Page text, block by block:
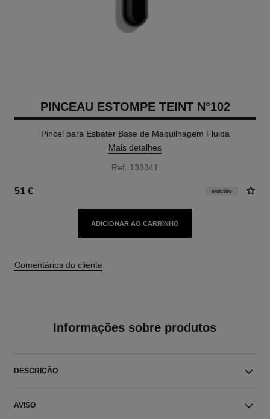
PINCEAU ESTOMPE TEINT N°102
Pincel para Esbater Base de Maquilhagem Fluida
Mais detalhes
Ref. 138841
51 € exclusivo
ADICIONAR AO CARRINHO
Comentários do cliente
Informações sobre produtos
DESCRIÇÃO
AVISO